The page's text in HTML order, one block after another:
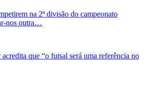
na 2ª divisão do campeonato
nos outra…
que “o futsal será uma referência no